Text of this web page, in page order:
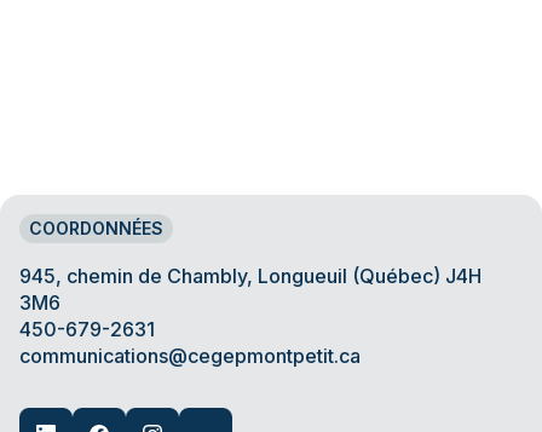
COORDONNÉES
945, chemin de Chambly, Longueuil (Québec) J4H
3M6
450-679-2631
communications@cegepmontpetit.ca